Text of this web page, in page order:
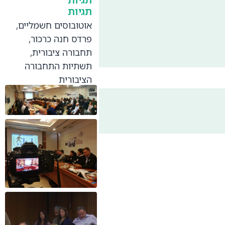
תגיות
אוטובוסים חשמליים,
פרדס חנה כרכור,
תחבורה ציבורית,
תשתיות התחבורה
הציבורית